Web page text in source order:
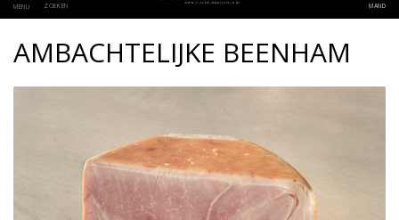
MENU ZOEKEN MAND
AMBACHTELIJKE BEENHAM